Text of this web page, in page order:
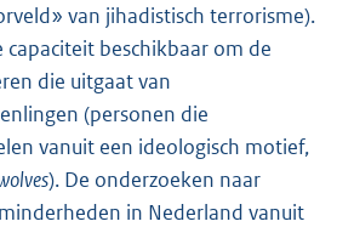
van jihadistisch terrorisme).
beschikbaar om de
die uitgaat van
(personen die
vanuit een ideologisch motief,
). De onderzoeken naar
in Nederland vanuit